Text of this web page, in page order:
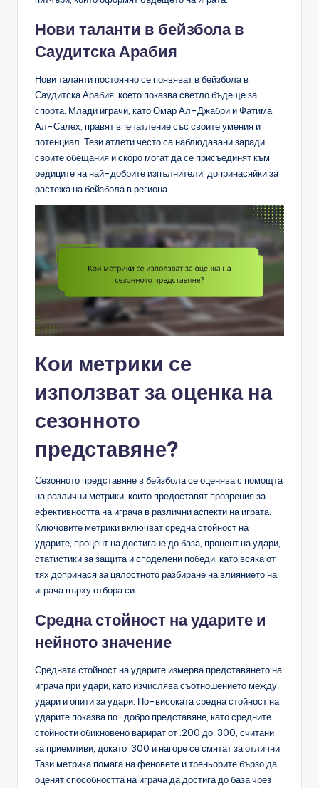
Нови таланти в бейзбола в
Саудитска Арабия
Нови таланти постоянно се появяват в бейзбола в
Саудитска Арабия, което показва светло бъдеще за
спорта. Млади играчи, като Омар Ал-Джабри и Фатима
Ал-Салех, правят впечатление със своите умения и
потенциал. Тези атлети често са наблюдавани заради
своите обещания и скоро могат да се присъединят към
редиците на най-добрите изпълнители, допринасяйки за
растежа на бейзбола в региона.
Кои метрики се
използват за оценка на
сезонното
представяне?
Сезонното представяне в бейзбола се оценява с помощта
на различни метрики, които предоставят прозрения за
ефективността на играча в различни аспекти на играта.
Ключовите метрики включват средна стойност на
ударите, процент на достигане до база, процент на удари,
статистики за защита и споделени победи, като всяка от
тях допринася за цялостното разбиране на влиянието на
играча върху отбора си.
Средна стойност на ударите и
нейното значение
Средната стойност на ударите измерва представянето на
играча при удари, като изчислява съотношението между
удари и опити за удари. По-високата средна стойност на
ударите показва по-добро представяне, като средните
стойности обикновено варират от .200 до .300, считани
за приемливи, докато .300 и нагоре се смятат за отлични.
Тази метрика помага на феновете и треньорите бързо да
оценят способността на играча да достига до база чрез